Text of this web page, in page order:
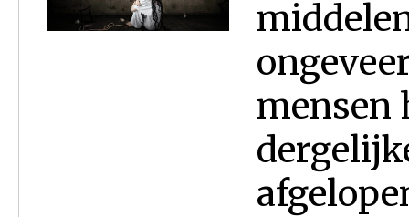
mensen